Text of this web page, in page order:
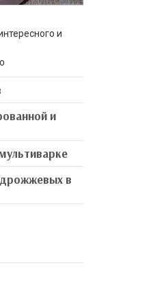
и
и
дрожжевых в